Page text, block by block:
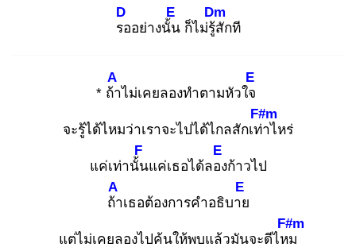
รอ
D
อย่างนั้น
E
ก็ไม่รู้สั
Dm
กที
* ถ้า
A
ไม่เคยลองทำตามหัวใจ
E
จะรู้ได้ไหมว่าเราจะไปได้ไกลสักเท่า
F#m
ไหร่
แค่เท่านั้น
F
แค่เธอได้ลอง
E
ก้าวไป
ถ้า
A
เธอต้องการคำอธิบาย
E
แต่ไม่เคยลองไปค้นให้พบแล้วมันจะดีไหม
F#m